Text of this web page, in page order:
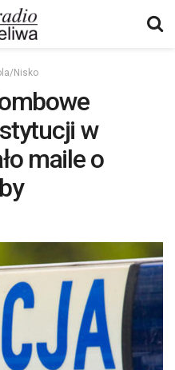
Nisko
w
maile o